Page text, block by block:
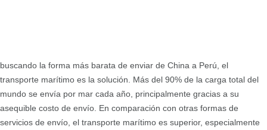
buscando la forma más barata de enviar de China a Perú, el
transporte marítimo es la solución. Más del 90% de la carga total del
mundo se envía por mar cada año, principalmente gracias a su
asequible costo de envío. En comparación con otras formas de
servicios de envío, el transporte marítimo es superior, especialmente